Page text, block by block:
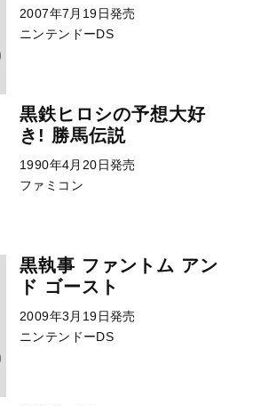
2007年7月19日発売
ニンテンドーDS
黒鉄ヒロシの予想大好
き! 勝馬伝説
1990年4月20日発売
ファミコン
黒執事 ファントム アン
ド ゴースト
2009年3月19日発売
ニンテンドーDS